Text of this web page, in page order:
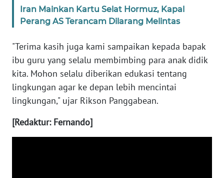
Iran Mainkan Kartu Selat Hormuz, Kapal
Perang AS Terancam Dilarang Melintas
"Terima kasih juga kami sampaikan kepada bapak
ibu guru yang selalu membimbing para anak didik
kita. Mohon selalu diberikan edukasi tentang
lingkungan agar ke depan lebih mencintai
lingkungan," ujar Rikson Panggabean.
[Redaktur: Fernando]
WN
WN
SUMBAR
WN
SUMSEL